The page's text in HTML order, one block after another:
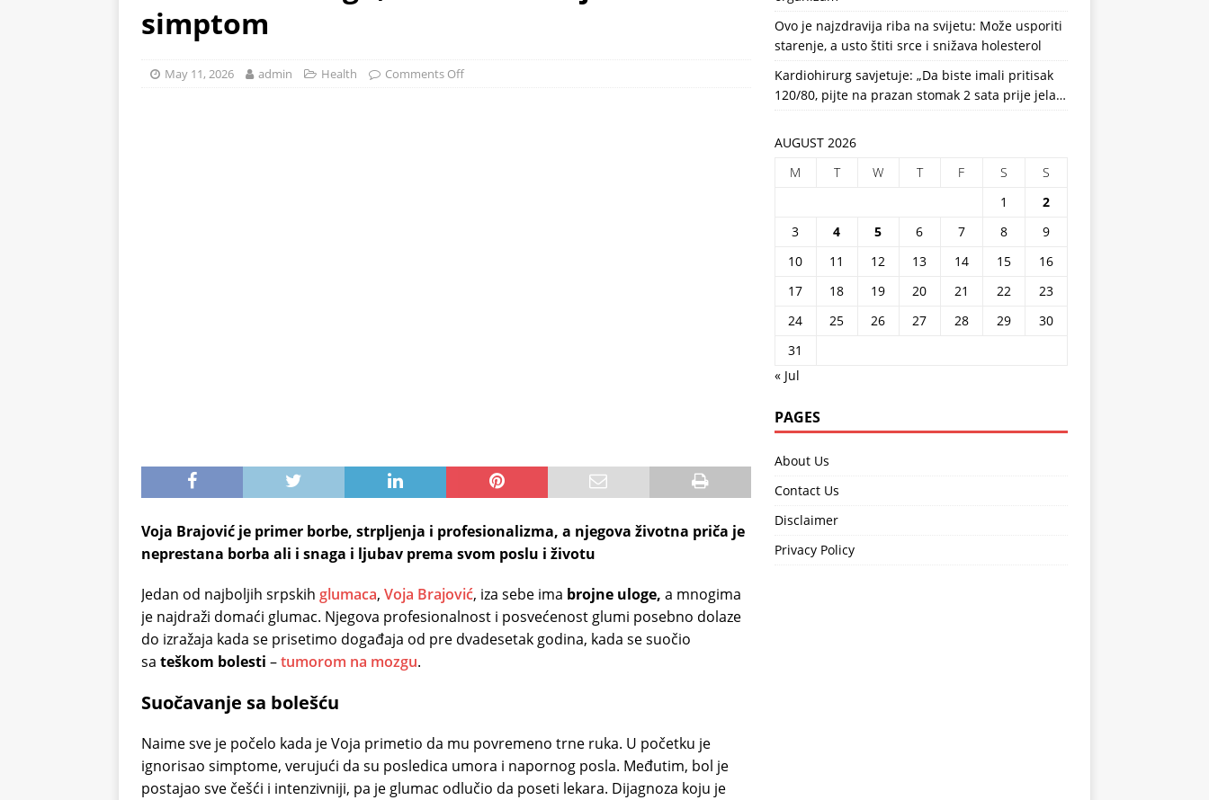
stomak 2 sata prije jela…
simptom
May 11, 2026 admin Health Comments Off
Voja Brajović je primer borbe, strpljenja i profesionalizma, a njegova životna priča je
neprestana borba ali i snaga i ljubav prema svom poslu i životu
Jedan od najboljih srpskih glumaca, Voja Brajović, iza sebe ima brojne uloge, a mnogima
je najdraži domaći glumac. Njegova profesionalnost i posvećenost glumi posebno dolaze
do izražaja kada se prisetimo događaja od pre dvadesetak godina, kada se suočio
sa teškom bolesti –tumorom na mozgu.
Suočavanje sa bolešću
Naime sve je počelo kada je Voja primetio da mu povremeno trne ruka. U početku je
ignorisao simptome, verujući da su posledica umora i napornog posla. Međutim, bol je
postajao sve češći i intenzivniji, pa je glumac odlučio da poseti lekara. Dijagnoza koju je
Ovo je najzdravija riba na svijetu: Može usporiti
starenje, a usto štiti srce i snižava holesterol
Kardiohirurg savjetuje: „Da biste imali pritisak
120/80, pijte na prazan stomak 2 sata prije jela…
AUGUST 2026
M
T W T F S
S
1
2
3
4 5 6 7 8
9
10
11 12 13 14 15
16
17
18 19 20 21 22
23
24
25 26 27 28 29
30
31
« Jul
PAGES
About Us
Contact Us
Disclaimer
Privacy Policy